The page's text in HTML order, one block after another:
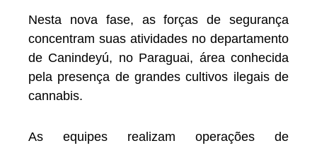
Nesta nova fase, as forças de segurança
concentram suas atividades no departamento
de Canindeyú, no Paraguai, área conhecida
pela presença de grandes cultivos ilegais de
cannabis.
As equipes realizam operações de